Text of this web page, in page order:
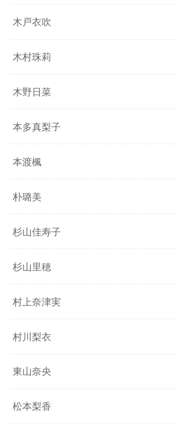
木戸衣吹
木村珠莉
木野日菜
本多真梨子
本渡楓
朴璐美
杉山佳寿子
杉山里穂
村上奈津実
村川梨衣
東山奈央
松本梨香